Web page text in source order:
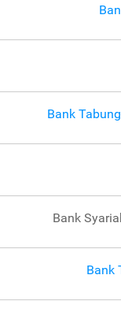
Bank
Bank
Bank